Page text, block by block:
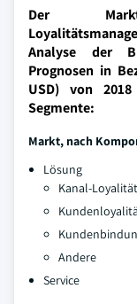
Der
Analyse der
Prognosen in
USD) von
Segmente:
Markt, nach
Lösung
Kanal-Loyalität
Andere
Service